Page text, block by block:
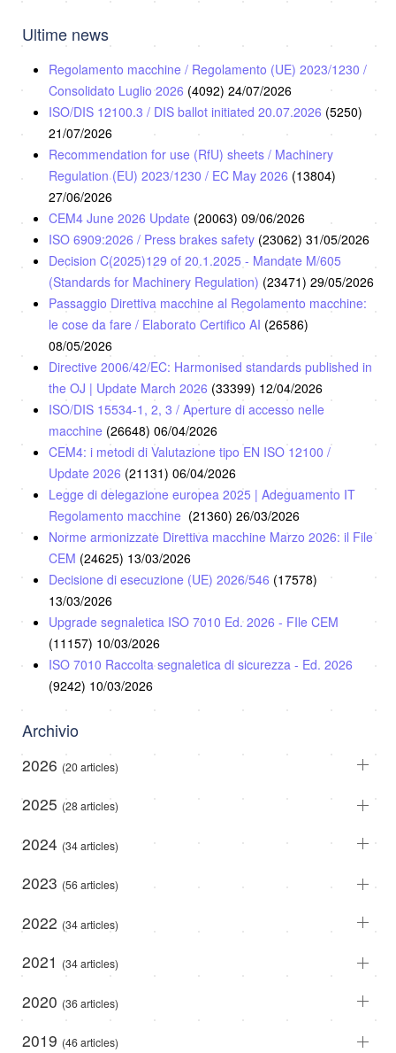
Ultime news
Regolamento macchine / Regolamento (UE) 2023/1230 /
Consolidato Luglio 2026 (4092) 24/07/2026
ISO/DIS 12100.3 / DIS ballot initiated 20.07.2026 (5250)
21/07/2026
Recommendation for use (RfU) sheets / Machinery
Regulation (EU) 2023/1230 / EC May 2026 (13804)
27/06/2026
CEM4 June 2026 Update (20063) 09/06/2026
ISO 6909:2026 / Press brakes safety (23062) 31/05/2026
Decision C(2025)129 of 20.1.2025 - Mandate M/605
(Standards for Machinery Regulation) (23471) 29/05/2026
Passaggio Direttiva macchine al Regolamento macchine:
le cose da fare / Elaborato Certifico AI (26586)
08/05/2026
Directive 2006/42/EC: Harmonised standards published in
the OJ | Update March 2026 (33399) 12/04/2026
ISO/DIS 15534-1, 2, 3 / Aperture di accesso nelle
macchine (26648) 06/04/2026
CEM4: i metodi di Valutazione tipo EN ISO 12100 /
Update 2026 (21131) 06/04/2026
Legge di delegazione europea 2025 | Adeguamento IT
Regolamento macchine (21360) 26/03/2026
Norme armonizzate Direttiva macchine Marzo 2026: il File
CEM (24625) 13/03/2026
Decisione di esecuzione (UE) 2026/546 (17578)
13/03/2026
Upgrade segnaletica ISO 7010 Ed. 2026 - FIle CEM
(11157) 10/03/2026
ISO 7010 Raccolta segnaletica di sicurezza - Ed. 2026
(9242) 10/03/2026
Archivio
2026 (20 articles)
2025 (28 articles)
2024 (34 articles)
2023 (56 articles)
2022 (34 articles)
2021 (34 articles)
2020 (36 articles)
2019 (46 articles)